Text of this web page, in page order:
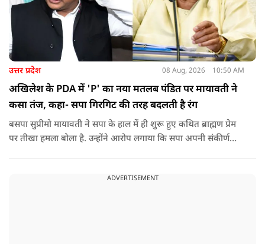
उत्तर प्रदेश 08 Aug, 2026 10:50 AM
अखिलेश के PDA में 'P' का नया मतलब पंडित पर मायावती ने
कसा तंज, कहा- सपा गिरगिट की तरह बदलती है रंग
बसपा सुप्रीमो मायावती ने सपा के हाल में ही शुरू हुए कथित ब्राह्मण प्रेम
पर तीखा हमला बोला है. उन्होंने आरोप लगाया कि सपा अपनी संकीर्ण
ADVERTISEMENT